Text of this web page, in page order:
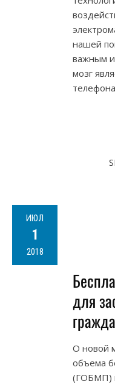
нашей
важным
мозг
ИЮЛ
1
2018
для
О новой
объема
(ГОБМП)